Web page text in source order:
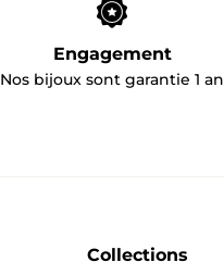
Engagement
Nos bijoux sont garantie 1 an
Collections